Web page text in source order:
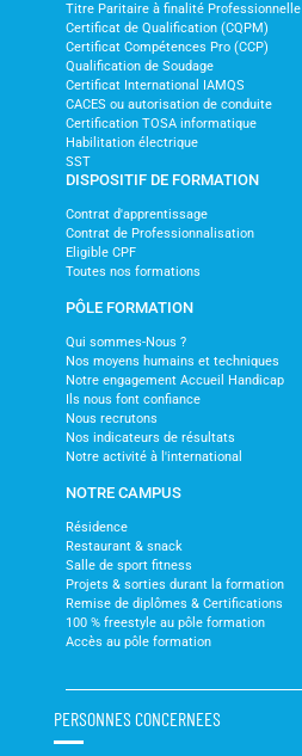
Titre Paritaire à finalité Professionnelle
Certificat de Qualification (CQPM)
Certificat Compétences Pro (CCP)
Qualification de Soudage
Certificat International IAMQS
CACES ou autorisation de conduite
Certification TOSA informatique
Habilitation électrique
SST
DISPOSITIF DE FORMATION
Contrat d'apprentissage
Contrat de Professionnalisation
Eligible CPF
Toutes nos formations
PÔLE FORMATION
Qui sommes-Nous ?
Nos moyens humains et techniques
Notre engagement Accueil Handicap
Ils nous font confiance
Nous recrutons
Nos indicateurs de résultats
Notre activité à l'international
NOTRE CAMPUS
Résidence
Restaurant & snack
Salle de sport fitness
Projets & sorties durant la formation
Remise de diplômes & Certifications
100 % freestyle au pôle formation
Accès au pôle formation
PERSONNES CONCERNEES